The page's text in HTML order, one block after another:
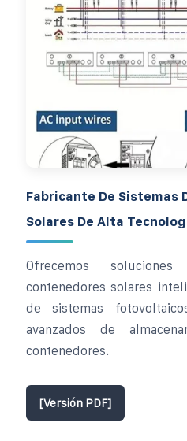
Fabricante De Sistemas
Solares De Alta
Ofrecemos soluciones
contenedores solares
de sistemas
avanzados de
contenedores.
[Versión PDF]